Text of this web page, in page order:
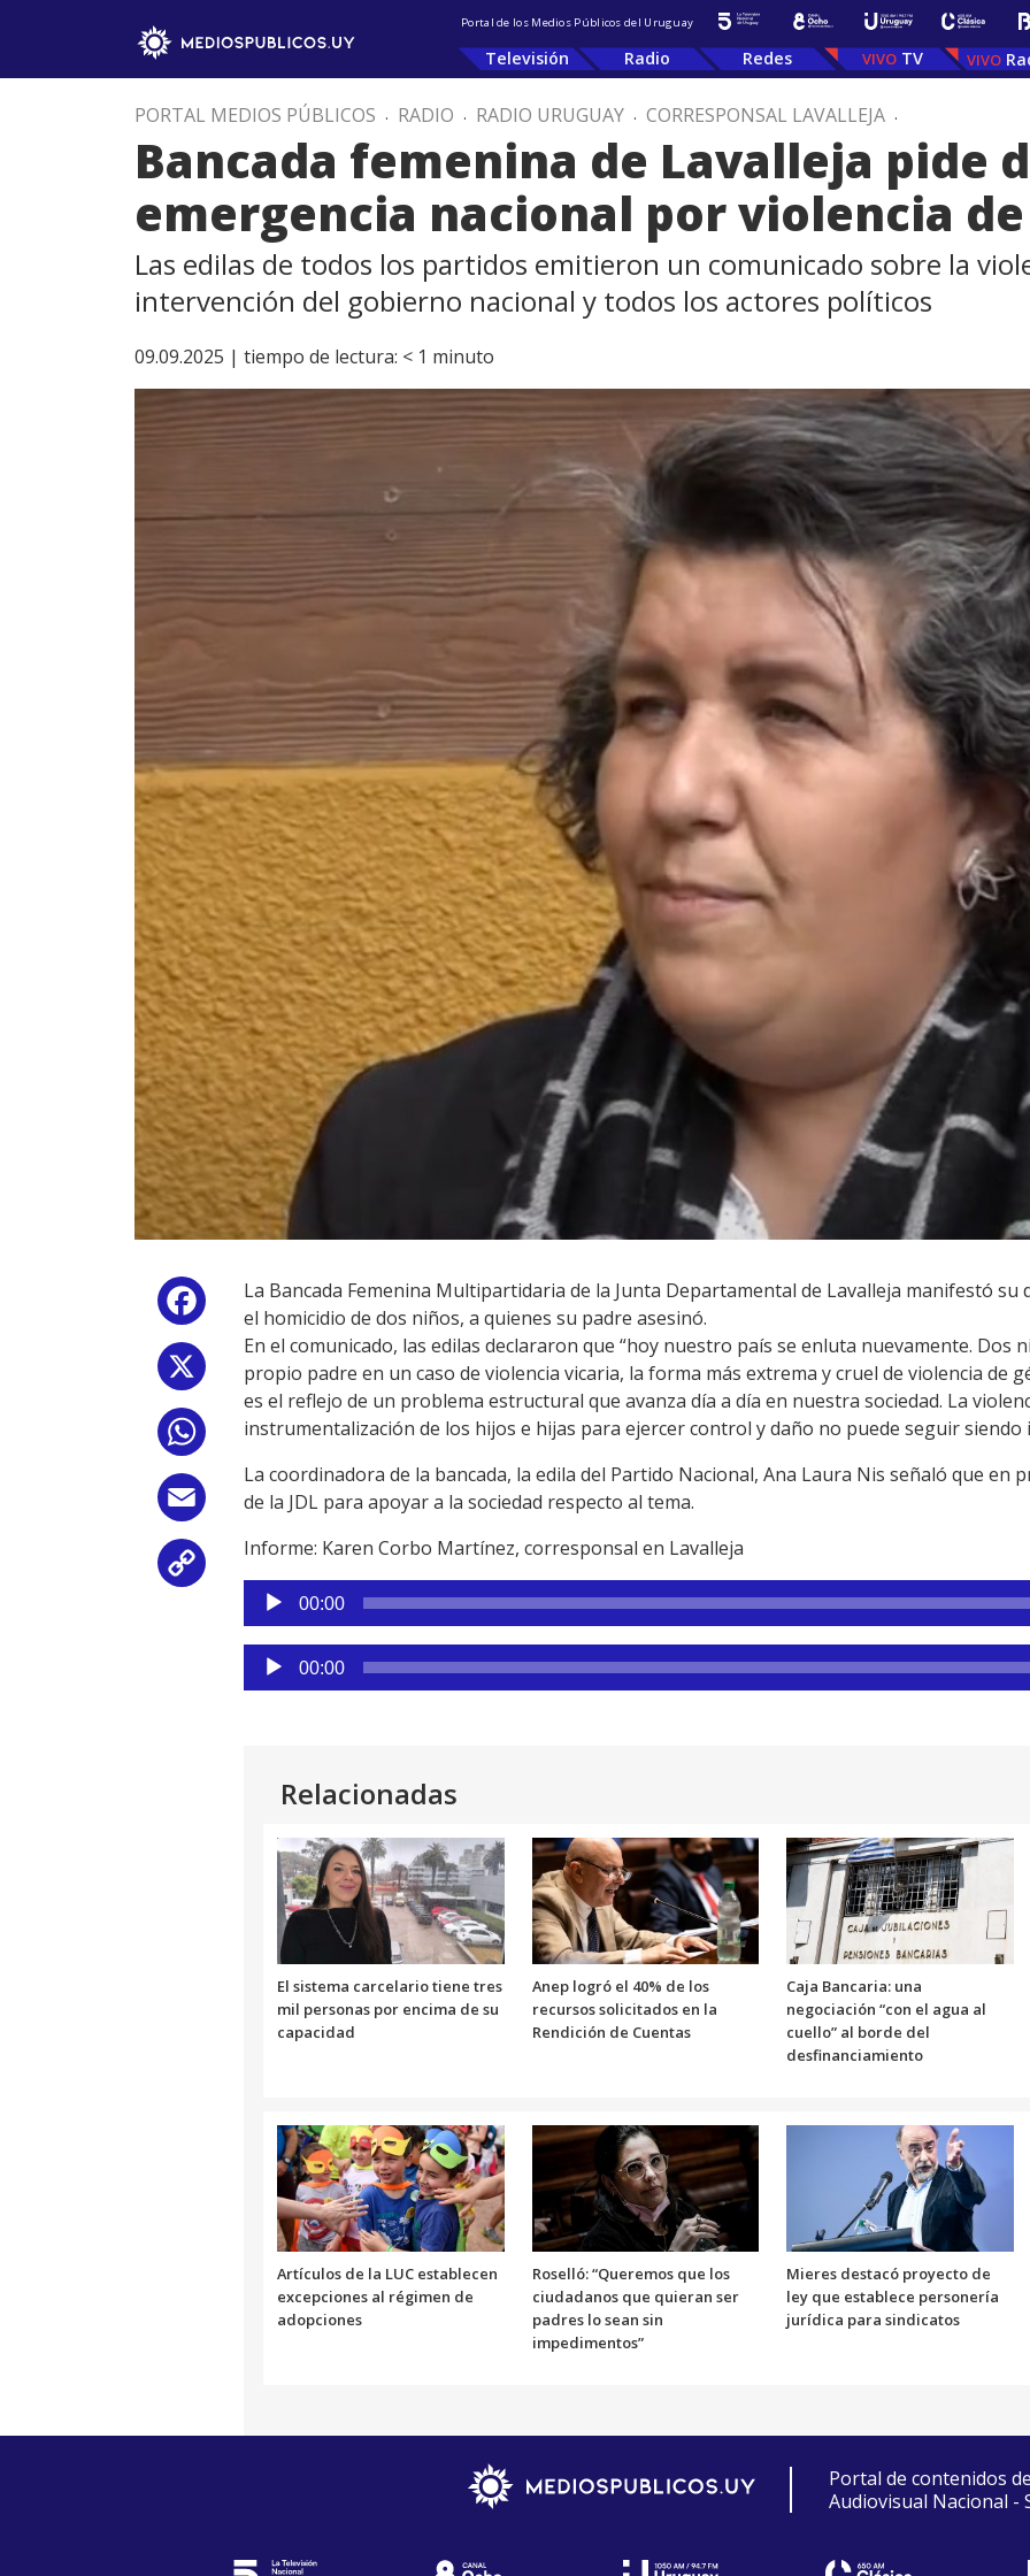
Portal de los Medios Públicos del Uruguay
Televisión Radio Redes TV
PORTAL MEDIOS PÚBLICOS . RADIO . RADIO URUGUAY . CORRESPONSAL LAVALLEJA .
Bancada femenina de Lavalleja pide
emergencia nacional por violencia
Las edilas de todos los partidos emitieron un comunicado sobre la
intervención del gobierno nacional y todos los actores políticos
09.09.2025 | tiempo de lectura: < 1 minuto
Facebook
WhatsApp
Email
La Bancada Femenina Multipartidaria de la Junta Departamental de Lavalleja manifestó su
el homicidio de dos niños, a quienes su padre asesinó.
En el comunicado, las edilas declararon que “hoy nuestro país se enluta nuevamente. Dos
propio padre en un caso de violencia vicaria, la forma más extrema y cruel de violencia de
es el reflejo de un problema estructural que avanza día a día en nuestra sociedad. La
instrumentalización de los hijos e hijas para ejercer control y daño no puede seguir siendo
La coordinadora de la bancada, la edila del Partido Nacional, Ana Laura Nis señaló que
de la JDL para apoyar a la sociedad respecto al tema.
Informe: Karen Corbo Martínez, corresponsal en Lavalleja
Reproductor
de
audio
00:00
Reproductor
de
00:00
Relacionadas
El sistema carcelario tiene tres
mil personas por encima de su
capacidad
Anep logró el 40% de los
recursos solicitados en la
Rendición de Cuentas
Caja Bancaria: una
negociación “con el agua al
cuello” al borde del
desfinanciamiento
Artículos de la LUC establecen
excepciones al régimen de
adopciones
Roselló: “Queremos que los
ciudadanos que quieran ser
padres lo sean sin
impedimentos”
Mieres destacó proyecto de
ley que establece personería
jurídica para sindicatos
Portal de contenidos
Audiovisual Nacional -